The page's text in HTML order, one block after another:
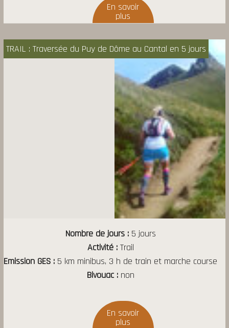
TRAIL : Traversée du Puy de Dôme au Cantal en 5 jours
Nombre de jours
5 jours
Activité Trail
Emission GES
5 km minibus, 3 h de train et marche course
Bivouac
non